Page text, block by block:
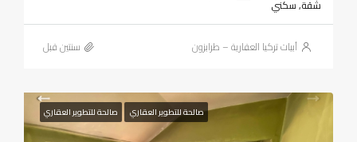
شقة, سكني
أبيات تركيا العقارية – طرابزون ‏سنتين قبل
صالحة للتطوير العقاري صالحة للتطوير العقاري